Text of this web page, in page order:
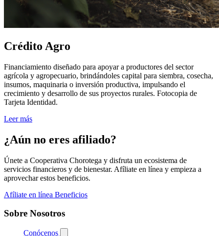
Crédito Agro
Financiamiento diseñado para apoyar a productores del sector
agrícola y agropecuario, brindándoles capital para siembra, cosecha,
insumos, maquinaria o inversión productiva, impulsando el
crecimiento y desarrollo de sus proyectos rurales. Fotocopia de
Tarjeta Identidad.
Leer más
¿Aún no eres afiliado?
Únete a Cooperativa Chorotega y disfruta un ecosistema de
servicios financieros y de bienestar. Afíliate en línea y empieza a
aprovechar estos beneficios.
Afíliate en línea Beneficios
Sobre Nosotros
Conócenos